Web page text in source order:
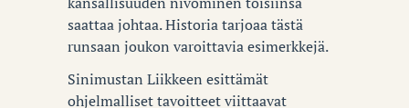
saattaa johtaa. Historia tarjoaa tästä
runsaan joukon varoittavia esimerkkejä.
Sinimustan Liikkeen esittämät
ohjelmalliset tavoitteet viittaavat